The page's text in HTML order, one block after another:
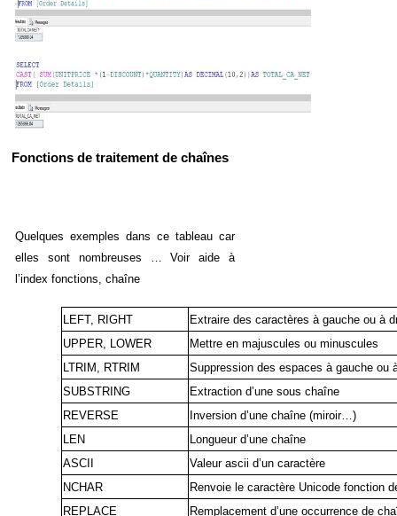
Fonctions de traitement de chaînes
Quelques exemples dans ce tableau car
elles sont nombreuses … Voir aide à
l’index fonctions, chaîne
LEFT, RIGHT
Extraire des caractères à gauche ou à
UPPER, LOWER
Mettre en majuscules ou minuscules
LTRIM, RTRIM
Suppression des espaces à gauche ou
SUBSTRING
Extraction d’une sous chaîne
REVERSE
Inversion d’une chaîne (miroir…)
LEN
Longueur d’une chaîne
ASCII
Valeur ascii d’un caractère
NCHAR
Renvoie le caractère Unicode fonction
REPLACE
Remplacement d’une occurrence de